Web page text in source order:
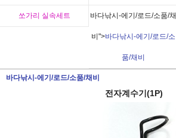
쏘가리 실속세트 바다낚시-에기/로드/소품/채
비">바다낚시-에기/로드/소
품/채비
바다낚시-에기/로드/소품/채비
전자계수기(1P)